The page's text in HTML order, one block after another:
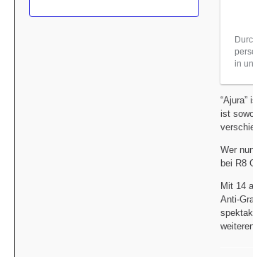
in
ist
Wer
bei R8
Mit 14
Anti-